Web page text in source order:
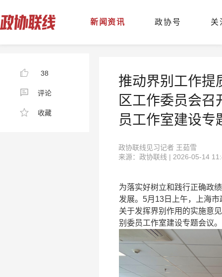
新闻资讯 政协号 关
38
评论
收藏
推动界别工作提
区工作委员会
员工作室建设专
政协联线见习记者 王茹雪
来源：政协联线 | 2026-05-14
为落实好树立和践行正确政
发展。5月13日上午，上海
关于发挥界别作用的实施意
别委员工作室建设专题会议